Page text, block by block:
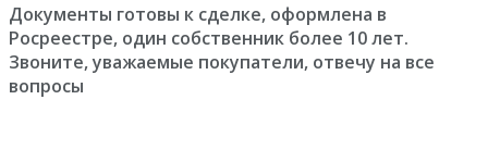
Документы готовы к сделке, оформлена в
Росреестре, один собственник более 10 лет.
Звоните, уважаемые покупатели, отвечу на все
вопросы